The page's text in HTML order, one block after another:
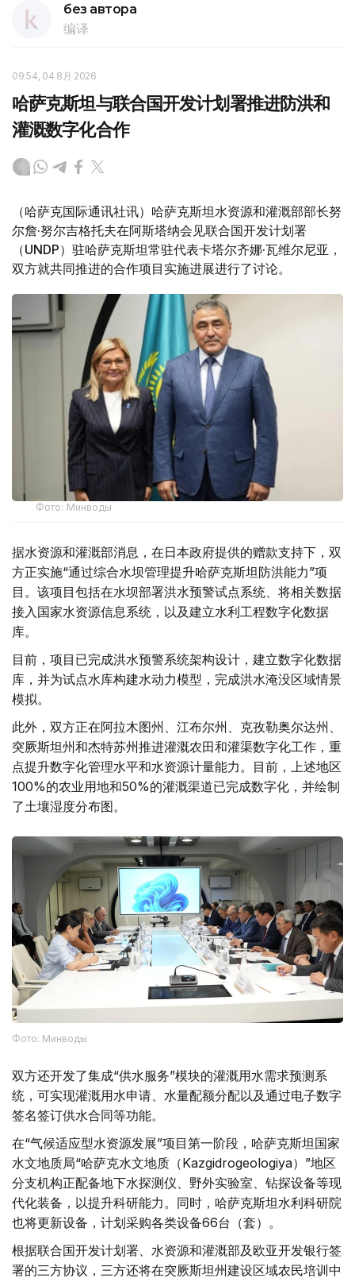
без автора
编译
09:54, 04 8月 2026
哈萨克斯坦与联合国开发计划署推进防洪和
灌溉数字化合作
（哈萨克国际通讯社讯）哈萨克斯坦水资源和灌溉部部长努
尔詹·努尔吉格托夫在阿斯塔纳会见联合国开发计划署
（UNDP）驻哈萨克斯坦常驻代表卡塔尔齐娜·瓦维尔尼亚，
双方就共同推进的合作项目实施进展进行了讨论。
Фото: Минводы
据水资源和灌溉部消息，在日本政府提供的赠款支持下，双
方正实施“通过综合水坝管理提升哈萨克斯坦防洪能力”项
目。该项目包括在水坝部署洪水预警试点系统、将相关数据
接入国家水资源信息系统，以及建立水利工程数字化数据
库。
目前，项目已完成洪水预警系统架构设计，建立数字化数据
库，并为试点水库构建水动力模型，完成洪水淹没区域情景
模拟。
此外，双方正在阿拉木图州、江布尔州、克孜勒奥尔达州、
突厥斯坦州和杰特苏州推进灌溉农田和灌渠数字化工作，重
点提升数字化管理水平和水资源计量能力。目前，上述地区
100%的农业用地和50%的灌溉渠道已完成数字化，并绘制
了土壤湿度分布图。
Фото: Минводы
双方还开发了集成“供水服务”模块的灌溉用水需求预测系
统，可实现灌溉用水申请、水量配额分配以及通过电子数字
签名签订供水合同等功能。
在“气候适应型水资源发展”项目第一阶段，哈萨克斯坦国家
水文地质局“哈萨克水文地质（Kazgidrogeologiya）”地区
分支机构正配备地下水探测仪、野外实验室、钻探设备等现
代化装备，以提升科研能力。同时，哈萨克斯坦水利科研院
也将更新设备，计划采购各类设备66台（套）。
根据联合国开发计划署、水资源和灌溉部及欧亚开发银行签
署的三方协议，三方还将在突厥斯坦州建设区域农民培训中